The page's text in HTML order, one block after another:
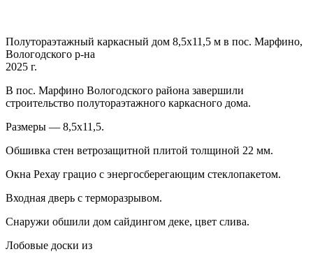
Полутораэтажный каркасный дом 8,5х11,5 м в пос. Марфино,
Вологодского р-на
2025 г.
В пос. Марфино Вологодского района завершили
строительство полутораэтажного каркасного дома.
Размеры — 8,5х11,5.
Обшивка стен ветрозащитной плитой толщиной 22 мм.
Окна Рехау грацио с энергосберегающим стеклопакетом.
Входная дверь с терморазрывом.
Снаружи обшили дом сайдингом деке, цвет слива.
Лобовые доски из